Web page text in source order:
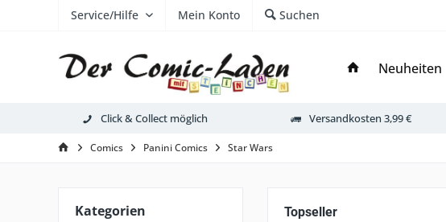
Service/Hilfe Mein Konto Suchen
Neuheiten
Click & Collect möglich Versandkosten 3,99 €
Comics Panini Comics Star Wars
Kategorien Topseller